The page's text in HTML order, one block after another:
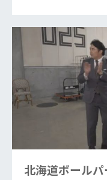
北海道ボール